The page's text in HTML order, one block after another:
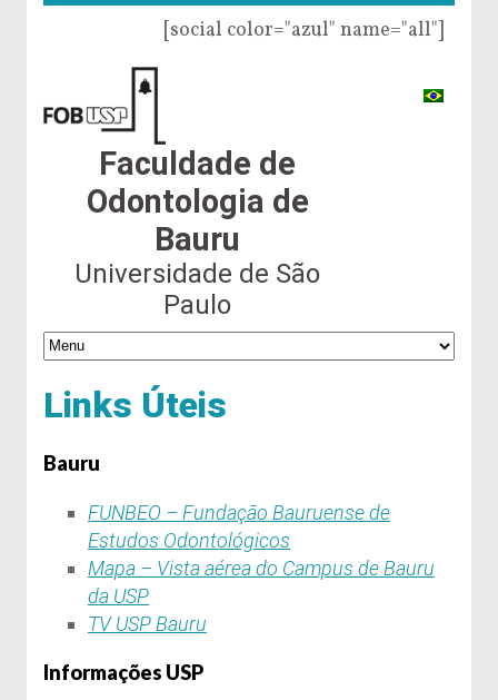
[social color="azul" name="all"]
Faculdade de
Odontologia de
Bauru
Universidade de São
Paulo
Links Úteis
Bauru
FUNBEO – Fundação Bauruense de
Estudos Odontológicos
Mapa – Vista aérea do Campus de Bauru
da USP
TV USP Bauru
Informações USP